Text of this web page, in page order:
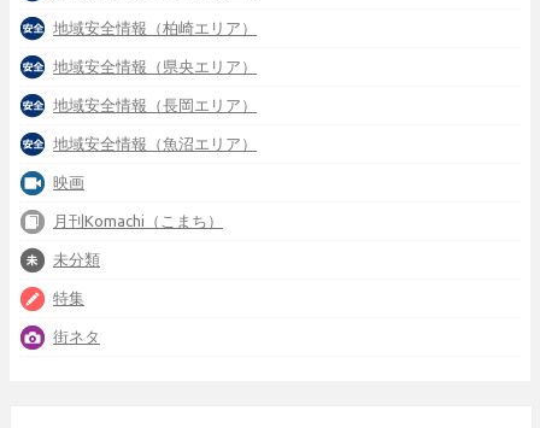
地域安全情報（柏崎エリア）
地域安全情報（県央エリア）
地域安全情報（長岡エリア）
地域安全情報（魚沼エリア）
映画
月刊Komachi（こまち）
未分類
特集
街ネタ